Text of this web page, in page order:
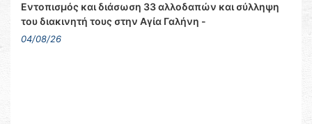
Εντοπισμός και διάσωση 33 αλλοδαπών και σύλληψη
του διακινητή τους στην Αγία Γαλήνη -
04/08/26